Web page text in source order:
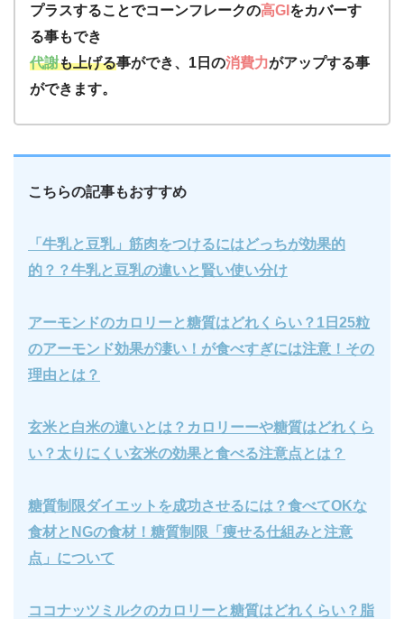
プラスすることでコーンフレークの高GI をカバーす
る事もでき
代謝も上げる事ができ、1日の消費力がアップする事
ができます。
こちらの記事もおすすめ
「牛乳と豆乳」筋肉をつけるにはどっちが効果的
的？？牛乳と豆乳の違いと賢い使い分け
アーモンドのカロリーと糖質はどれくらい？1日25粒
のアーモンド効果が凄い！が食べすぎには注意！その
理由とは？
玄米と白米の違いとは？カロリーーや糖質はどれくら
い？太りにくい玄米の効果と食べる注意点とは？
糖質制限ダイエットを成功させるには？食べてOKな
食材とNGの食材！糖質制限「痩せる仕組みと注意
点」について
ココナッツミルクのカロリーと糖質はどれくらい？脂